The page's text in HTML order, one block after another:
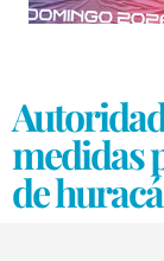
medidas
de